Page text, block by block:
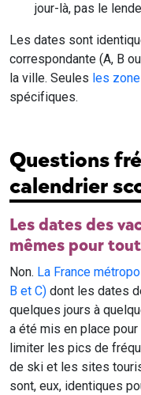
jour-là, pas le
Les dates sont
correspondante (A, B
la ville. Seules les
spécifiques.
Questions
calendrier
Les dates des
mêmes pour
Non. La France
B et C) dont les dates
quelques jours à
a été mis en place
limiter les pics de
de ski et les sites
sont, eux, identiques